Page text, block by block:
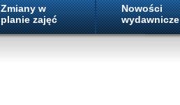
Zmiany w
planie zajęć
Nowości
wydawnicze